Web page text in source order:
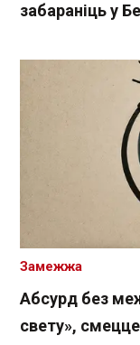
забараніць у
Абсурд без
свету»,
Замежжа